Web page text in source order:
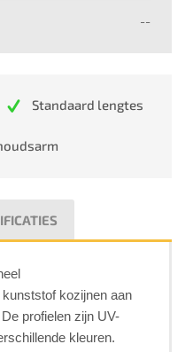
--
Standaard lengtes
kozijnen aan
profielen zijn UV-
kleuren.